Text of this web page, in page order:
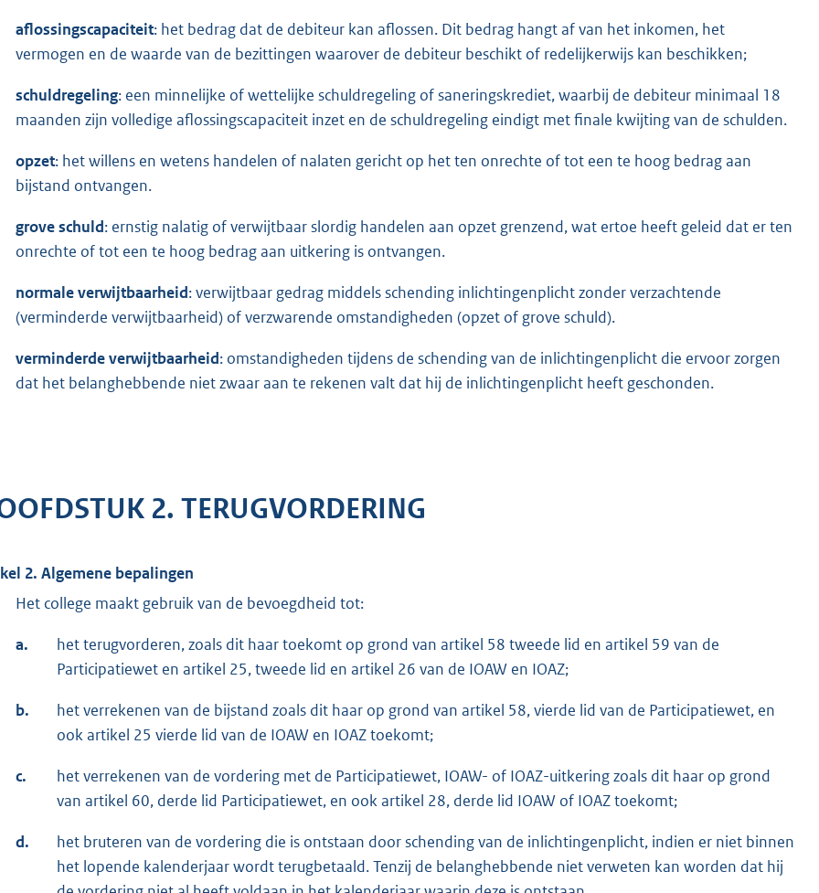
aflossingscapaciteit: het bedrag dat de debiteur kan aflossen. Dit bedrag hangt af van het inkomen, het
vermogen en de waarde van de bezittingen waarover de debiteur beschikt of redelijkerwijs kan beschikken;
schuldregeling: een minnelijke of wettelijke schuldregeling of saneringskrediet, waarbij de debiteur minimaal 18
maanden zijn volledige aflossingscapaciteit inzet en de schuldregeling eindigt met finale kwijting van de schulden.
opzet: het willens en wetens handelen of nalaten gericht op het ten onrechte of tot een te hoog bedrag aan
bijstand ontvangen.
grove schuld: ernstig nalatig of verwijtbaar slordig handelen aan opzet grenzend, wat ertoe heeft geleid dat er ten
onrechte of tot een te hoog bedrag aan uitkering is ontvangen.
normale verwijtbaarheid: verwijtbaar gedrag middels schending inlichtingenplicht zonder verzachtende
(verminderde verwijtbaarheid) of verzwarende omstandigheden (opzet of grove schuld).
verminderde verwijtbaarheid: omstandigheden tijdens de schending van de inlichtingenplicht die ervoor zorgen
dat het belanghebbende niet zwaar aan te rekenen valt dat hij de inlichtingenplicht heeft geschonden.
2. TERUGVORDERING
2. Algemene bepalingen
Het college maakt gebruik van de bevoegdheid tot:
a.
het terugvorderen, zoals dit haar toekomt op grond van artikel 58 tweede lid en artikel 59 van de
Participatiewet en artikel 25, tweede lid en artikel 26 van de IOAW en IOAZ;
b.
het verrekenen van de bijstand zoals dit haar op grond van artikel 58, vierde lid van de Participatiewet, en
ook artikel 25 vierde lid van de IOAW en IOAZ toekomt;
c.
het verrekenen van de vordering met de Participatiewet, IOAW- of IOAZ-uitkering zoals dit haar op grond
van artikel 60, derde lid Participatiewet, en ook artikel 28, derde lid IOAW of IOAZ toekomt;
d.
het bruteren van de vordering die is ontstaan door schending van de inlichtingenplicht, indien er niet binnen
het lopende kalenderjaar wordt terugbetaald. Tenzij de belanghebbende niet verweten kan worden dat hij